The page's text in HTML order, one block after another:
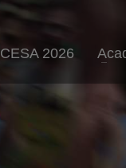
CESA 2026